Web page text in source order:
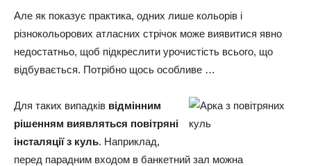
Але як показує практика, одних лише кольорів і
різнокольорових атласних стрічок може виявитися явно
недостатньо, щоб підкреслити урочистість всього, що
відбувається. Потрібно щось особливе …
Для таких випадків відмінним
рішенням виявляться повітряні
інсталяції з куль. Наприклад,
перед парадним входом в банкетний зал можна